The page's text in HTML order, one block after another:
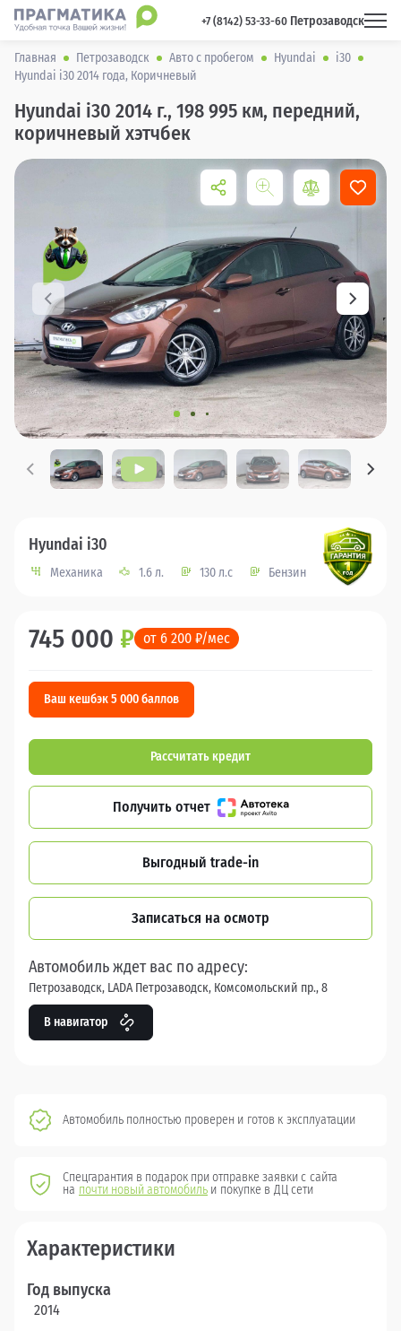
+7 (8142) 53-33-60 Петрозаводск
Главная Петрозаводск Авто с пробегом Hyundai
i30
Hyundai i30 2014 года, Коричневый
Hyundai i30 2014 г., 198 995 км, передний,
коричневый хэтчбек
Hyundai i30
Механика 1.6 л. 130 л.с Бензин
745 000 ₽ от 6 200 ₽/мес
Ваш кешбэк 5 000 баллов
Рассчитать кредит
Получить отчет
Выгодный trade-in
Записаться на осмотр
Автомобиль ждет вас по адресу:
Петрозаводск, LADA Петрозаводск, Комсомольский пр., 8
В навигатор
Автомобиль полностью проверен и готов к эксплуатации
Спецгарантия в подарок при отправке заявки с сайта
на почти новый автомобиль и покупке в ДЦ сети
Характеристики
Год выпуска
2014